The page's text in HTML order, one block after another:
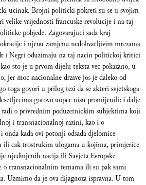
ucinak. Brojni politicki pokreti su se u svojim
velike vrijednosti francuske revolucije i na taj
pobjede. Zagovarajuci sada kraj
i njenu zamjenu nedohvatljivim mrezama
i Negri oduzimaju na taj nacin politickoj kritici
sto je u prvom dijelu teksta vec pokazano, u
jer moc nacionalne drzave jos je daleko od
toga govori u prilog tezi da se akteri svjetskoga
gotovo uopce nisu promijenili: i dalje
o privrednim poduzetnickim subjektima koji
i transnacionalnoj razini, kao i o
kada ovi potonji odsada djelomice
ili cak trostrukim ulogama u kojima, primjerice
ujedinjenih nacija ili Savjeta Evropske
o transnacionalnim temama ili su pak sami
Uzmimo da je ova dijagnoza ispravna. U tom